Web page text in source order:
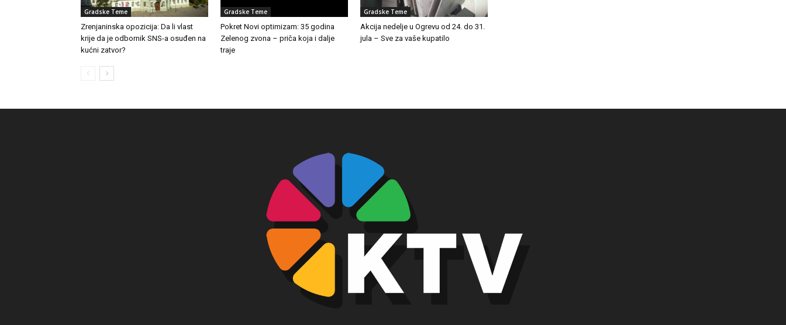
Gradske Teme
Zrenjaninska opozicija: Da li vlast
krije da je odbornik SNS-a osuđen na
kućni zatvor?
Gradske Teme
Pokret Novi optimizam: 35 godina
Zelenog zvona – priča koja i dalje
traje
Gradske Teme
Akcija nedelje u Ogrevu od 24. do 31.
jula – Sve za vaše kupatilo